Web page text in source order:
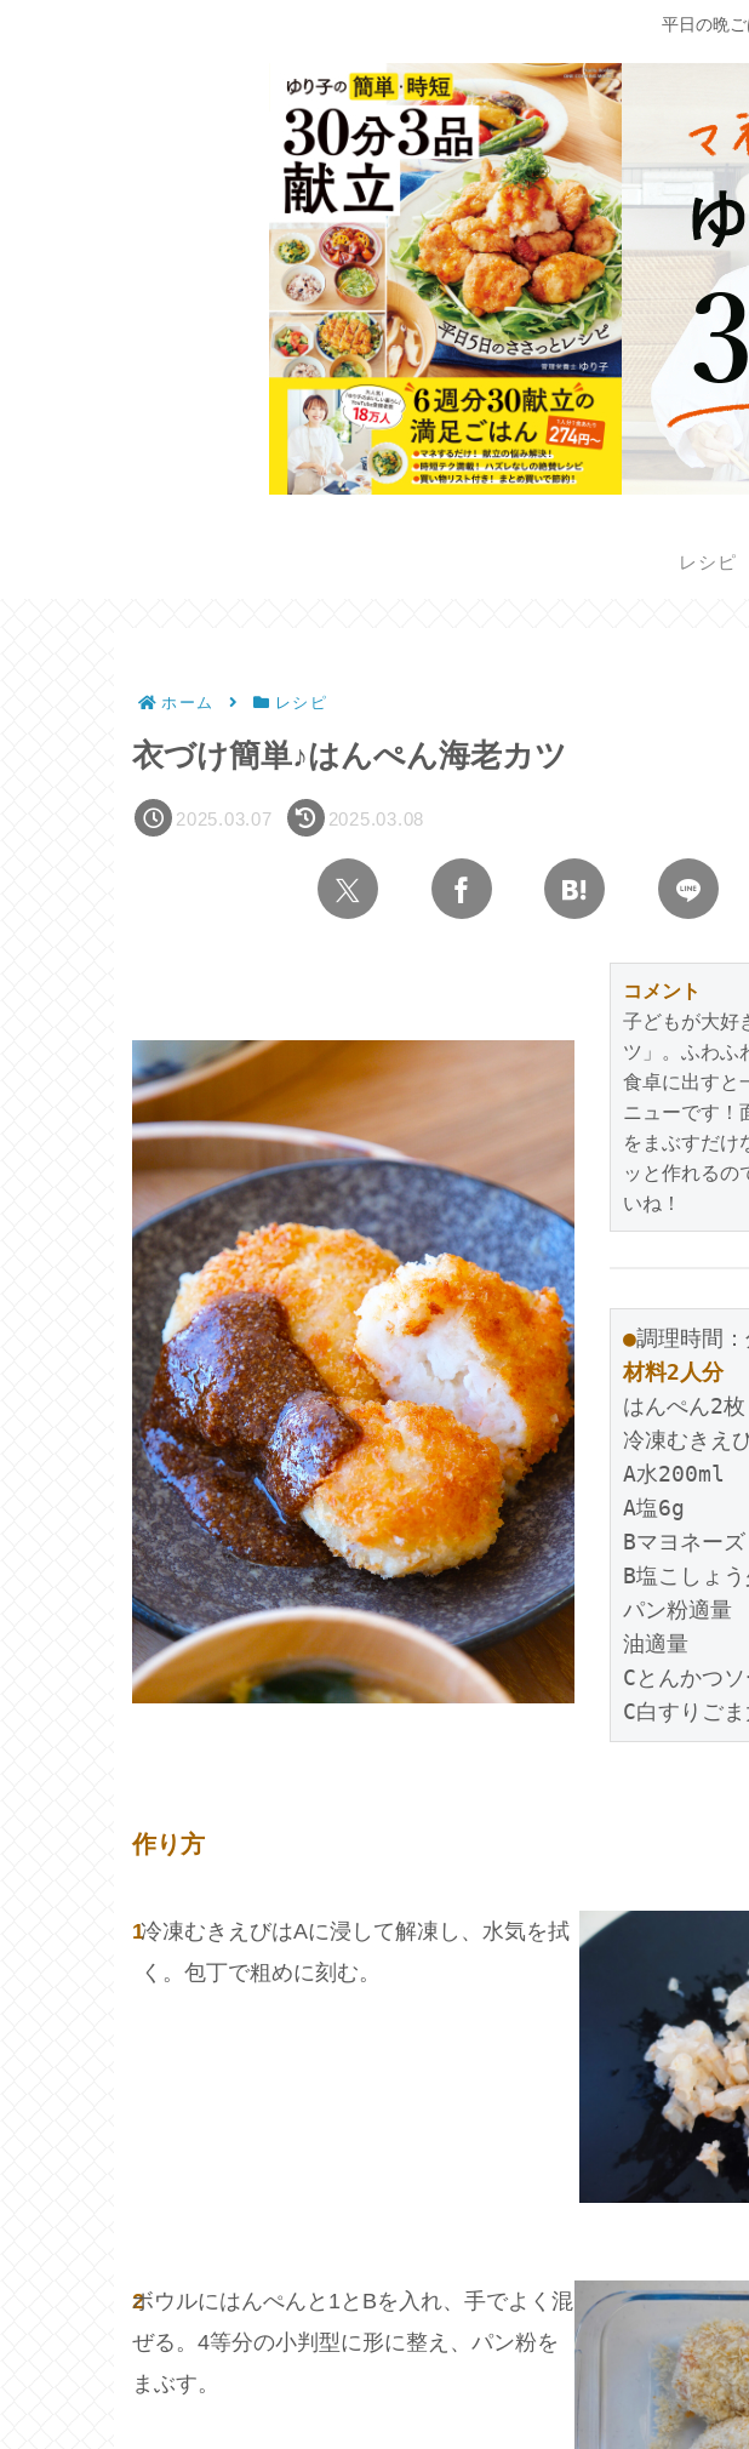
平日の晩
レシピ
ホーム レシピ
衣づけ簡単♪はんぺん海老カツ
2025.03.07 2025.03.08
コメント
子どもが大好
ツ」。ふわふ
食卓に出すと
ニューです！
をまぶすだけ
ッと作れるの
いね！
●調理時間
材料2人分
はんぺん2
冷凍むきえ
A水200ml
A塩6g
Bマヨネー
B塩こしょう
パン粉適量
油適量
Cとんかつ
C白すりご
作り方
1冷凍むきえびはAに浸して解凍し、水気を拭
く。包丁で粗めに刻む。
2
ボウルにはんぺんと1とBを入れ、手でよく混
ぜる。4等分の小判型に形に整え、パン粉を
まぶす。